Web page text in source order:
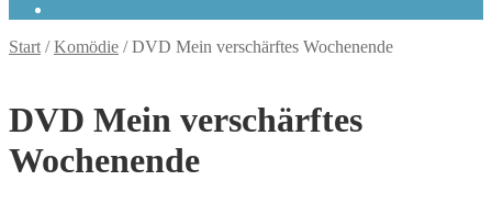
Start /Komödie /DVD Mein verschärftes Wochenende
DVD Mein verschärftes
Wochenende